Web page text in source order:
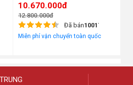
10.670.000đ
12.800.000đ
Đã bán10017
Miễn phí vận chuyển toàn quốc